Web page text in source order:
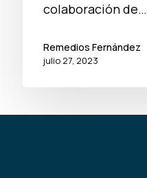
colaboración de…
Remedios Fernández
julio 27, 2023